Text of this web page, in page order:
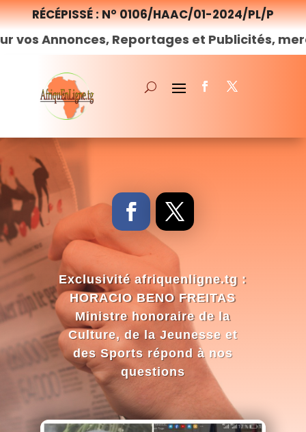
RÉCÉPISSÉ : N° 0106/HAAC/01-2024/PL/P
Reportages et Publicités, merci de
Exclusivité afriquenligne.tg :
HORACIO BENO FREITAS
Ministre honoraire de la
Culture, de la Jeunesse et
des Sports répond à nos
questions